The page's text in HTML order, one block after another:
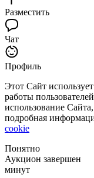
Разместить
Чат
Профиль
Этот Сайт
работы
использование
подробная
cookie
Понятно
Аукцион завершен
минут